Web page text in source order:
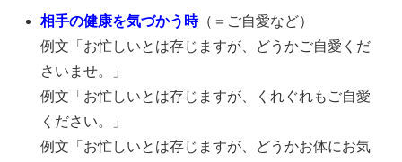
相手の健康を気づかう時（＝ご自愛など）
例文「お忙しいとは存じますが、どうかご自愛くだ
さいませ。」
例文「お忙しいとは存じますが、くれぐれもご自愛
ください。」
例文「お忙しいとは存じますが、どうかお体にお気